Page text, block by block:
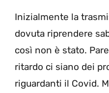
Inizialmente la
dovuta riprendere
così non è stato.
ritardo ci siano dei
riguardanti il Covid.